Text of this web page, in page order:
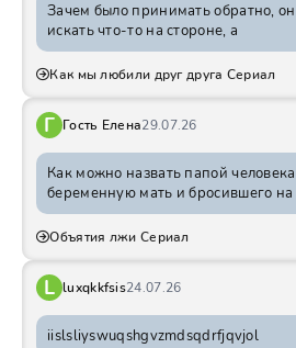
Зачем было принимать обратно,
искать что-то на стороне, а
Как мы любили друг друга Сериал
Г Гость Елена29.07.26
Как можно назвать папой
беременную мать и бросившего
Объятия лжи Сериал
L luxqkkfsis24.07.26
iislsliyswuqshgvzmdsqdrfjqvjol